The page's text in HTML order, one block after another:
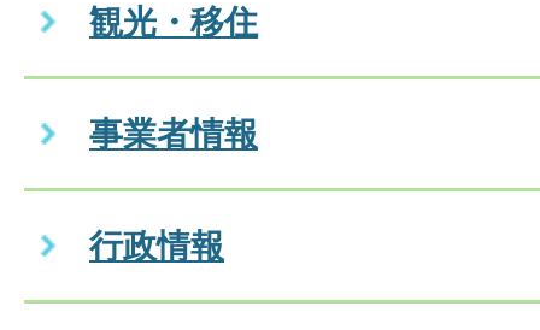
観光・移住
事業者情報
行政情報